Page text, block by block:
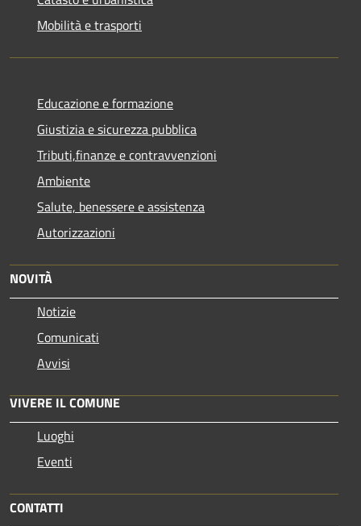
Mobilità e trasporti
Educazione e formazione
Giustizia e sicurezza pubblica
Tributi,finanze e contravvenzioni
Ambiente
Salute, benessere e assistenza
Autorizzazioni
NOVITÀ
Notizie
Comunicati
Avvisi
VIVERE IL COMUNE
Luoghi
Eventi
CONTATTI